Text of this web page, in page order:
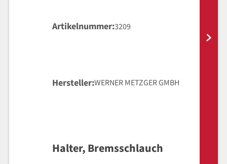
Artikelnummer 3209
Hersteller WERNER METZGER GMBH
Halter, Bremsschlauch